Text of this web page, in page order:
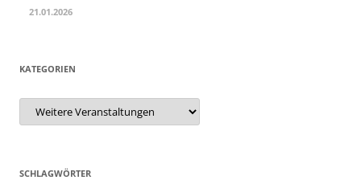
21.01.2026
KATEGORIEN
Kategorien
SCHLAGWÖRTER